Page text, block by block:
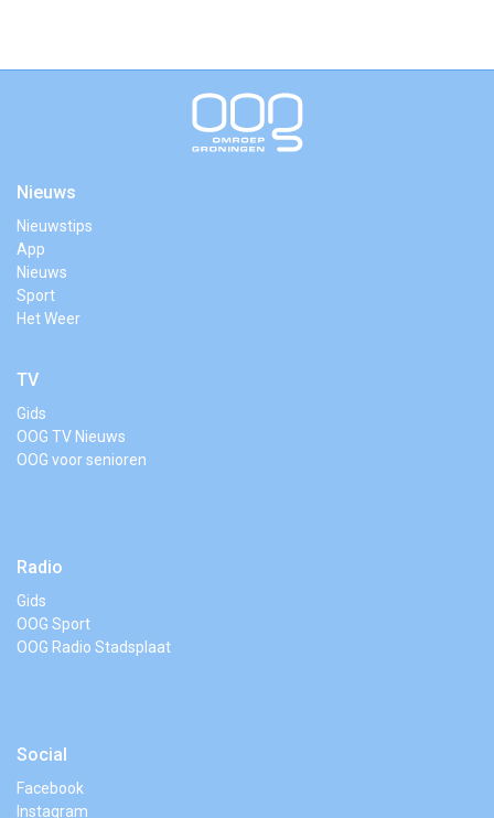
Nieuws
Nieuwstips
App
Nieuws
Sport
Het Weer
TV
Gids
OOG TV Nieuws
OOG voor senioren
Radio
Gids
OOG Sport
OOG Radio Stadsplaat
Social
Facebook
Instagram